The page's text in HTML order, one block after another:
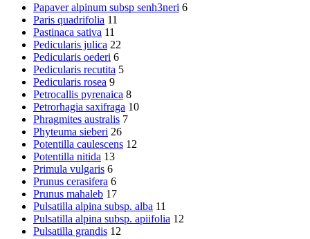
Papaver alpinum subsp senh3neri 6
Paris quadrifolia 11
Pastinaca sativa 11
Pedicularis julica 22
Pedicularis oederi 6
Pedicularis recutita 5
Pedicularis rosea 9
Petrocallis pyrenaica 8
Petrorhagia saxifraga 10
Phragmites australis 7
Phyteuma sieberi 26
Potentilla caulescens 12
Potentilla nitida 13
Primula vulgaris 6
Prunus cerasifera 6
Prunus mahaleb 17
Pulsatilla alpina subsp. alba 11
Pulsatilla alpina subsp. apiifolia 12
Pulsatilla grandis 12